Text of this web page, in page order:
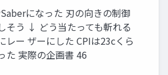
になった 刃の向きの制御
そう ↓ どう当たっても斬れる
レー ザーにした CPIは23cくら
た 実際の企画書 46